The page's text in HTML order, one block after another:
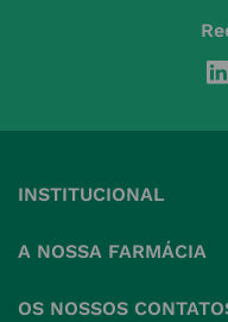
INSTITUCIONAL
A NOSSA FARMÁCIA
OS NOSSOS